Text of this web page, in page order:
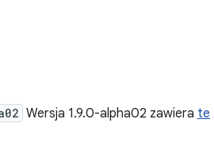
Wersja 1.9.0-alpha02 zawiera te